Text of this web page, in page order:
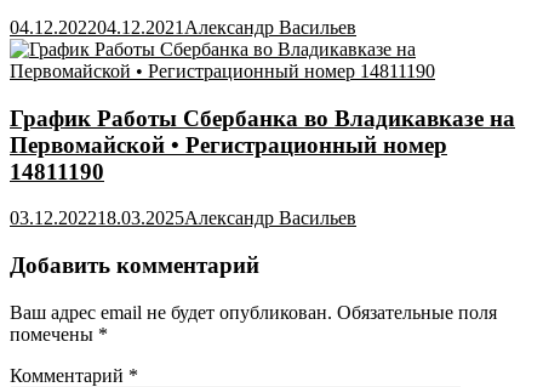
04.12.202204.12.2021 Александр Васильев
График Работы Сбербанка во Владикавказе на
Первомайской • Регистрационный номер
14811190
03.12.202218.03.2025Александр Васильев
Добавить комментарий
Ваш адрес email не будет опубликован. Обязательные поля
помечены *
Комментарий *